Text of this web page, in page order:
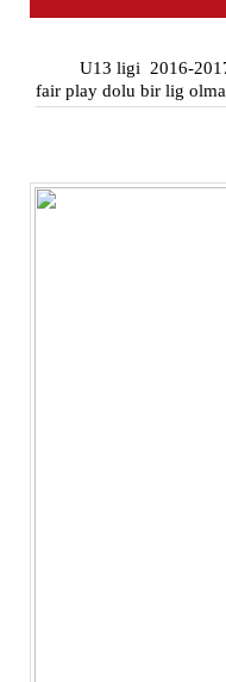
U13 ligi 2016-
fair play dolu bir lig